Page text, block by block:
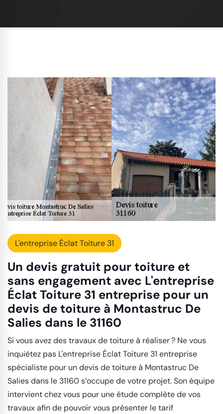
L'entreprise Éclat Toiture 31
Un devis gratuit pour toiture et
sans engagement avec L'entreprise
Éclat Toiture 31 entreprise pour un
devis de toiture à Montastruc De
Salies dans le 31160
Si vous avez des travaux de toiture à réaliser ? Ne vous
inquiétez pas L'entreprise Éclat Toiture 31 entreprise
spécialiste pour un devis de toiture à Montastruc De
Salies dans le 31160 s’occupe de votre projet. Son équipe
intervient chez vous pour une étude complète de vos
travaux afin de pouvoir vous présenter le tarif